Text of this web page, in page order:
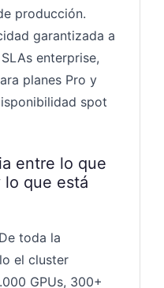
producción.
garantizada a
enterprise,
planes Pro y
spot
entre lo que
que está
toda la
el cluster
GPUs, 300+